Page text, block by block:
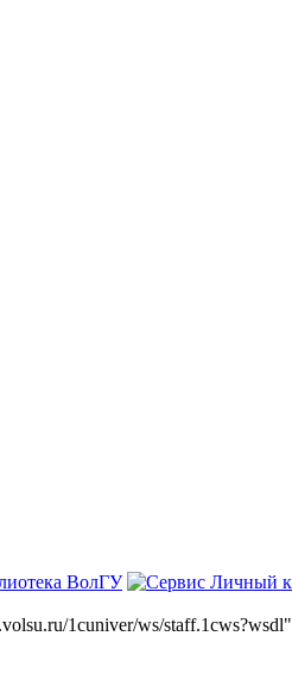
ВолГУ
1cuniver/ws/staff.1cws?wsdl"